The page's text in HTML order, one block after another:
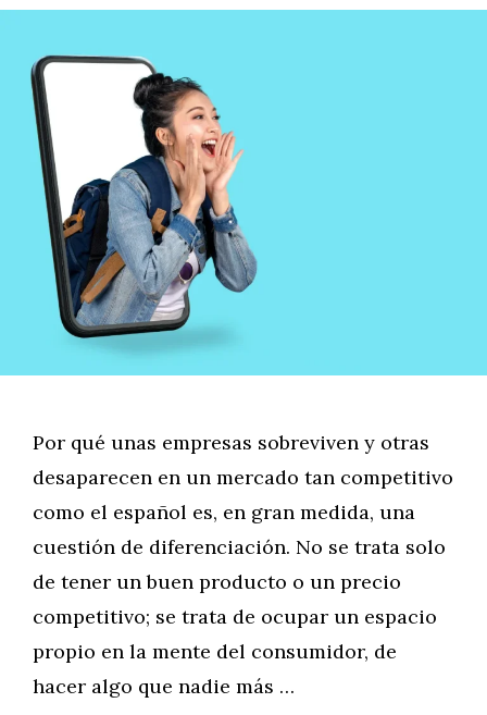
Por qué unas empresas sobreviven y otras
desaparecen en un mercado tan competitivo
como el español es, en gran medida, una
cuestión de diferenciación. No se trata solo
de tener un buen producto o un precio
competitivo; se trata de ocupar un espacio
propio en la mente del consumidor, de
hacer algo que nadie más …